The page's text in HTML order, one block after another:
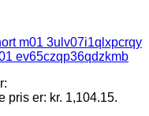
pris er: kr. 1,104.15.